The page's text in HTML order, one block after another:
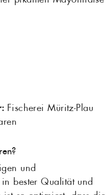
Fischerei Müritz-Plau
und
bester Qualität und